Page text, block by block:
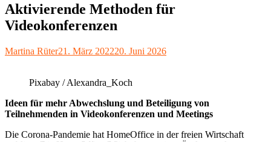
Aktivierende Methoden für
Videokonferenzen
Autor
Martina RüterVeröffentlicht
21. März 202220. Juni 2026
Pixabay / Alexandra_Koch
Ideen für mehr Abwechslung und Beteiligung von
Teilnehmenden in Videokonferenzen und Meetings
Die Corona-Pandemie hat HomeOffice in der freien Wirtschaft